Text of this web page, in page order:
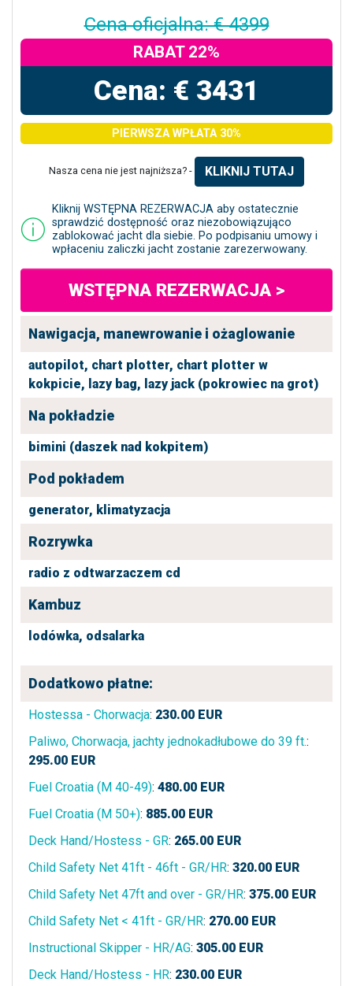
Cena oficjalna: € 4399
RABAT 22%
Cena: € 3431
PIERWSZA WPŁATA 30%
Nasza cena nie jest najniższa? - KLIKNIJ TUTAJ
Kliknij WSTĘPNA REZERWACJA aby ostatecznie
sprawdzić dostępność oraz niezobowiązująco
zablokować jacht dla siebie. Po podpisaniu umowy i
wpłaceniu zaliczki jacht zostanie zarezerwowany.
WSTĘPNA REZERWACJA >
Nawigacja, manewrowanie i ożaglowanie
autopilot, chart plotter, chart plotter w
kokpicie, lazy bag, lazy jack (pokrowiec na grot)
Na pokładzie
bimini (daszek nad kokpitem)
Pod pokładem
generator, klimatyzacja
Rozrywka
radio z odtwarzaczem cd
Kambuz
lodówka, odsalarka
Dodatkowo płatne:
Hostessa - Chorwacja: 230.00 EUR
Paliwo, Chorwacja, jachty jednokadłubowe do 39 ft.:
295.00 EUR
Fuel Croatia (M 40-49): 480.00 EUR
Fuel Croatia (M 50+): 885.00 EUR
Deck Hand/Hostess - GR: 265.00 EUR
Child Safety Net 41ft - 46ft - GR/HR: 320.00 EUR
Child Safety Net 47ft and over - GR/HR: 375.00 EUR
Child Safety Net < 41ft - GR/HR: 270.00 EUR
Instructional Skipper - HR/AG: 305.00 EUR
Deck Hand/Hostess - HR: 230.00 EUR